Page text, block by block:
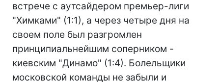
встрече с аутсайдером премьер-лиги
"Химками" (1:1), а через четыре дня на
своем поле был разгромлен
принципиальнейшим соперником -
киевским "Динамо" (1:4). Болельщики
московской команды не забыли и